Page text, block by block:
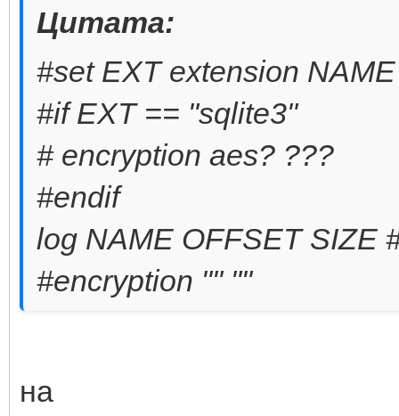
Цитата:
#set EXT extension NAME
#if EXT == "sqlite3"
# encryption aes? ???
#endif
log NAME OFFSET SIZE
#encryption "" ""
на